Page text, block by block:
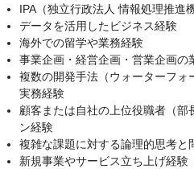
IPA（独立行政法人 情報処理推進
データを活用したビジネス経験
海外での留学や業務経験
事業企画・経営企画・営業企画の
複数の開発手法（ウォーターフ
実務経験
顧客または自社の上位役職者（部
ン経験
複雑な課題に対する論理的思考と
新規事業やサービス立ち上げ経験